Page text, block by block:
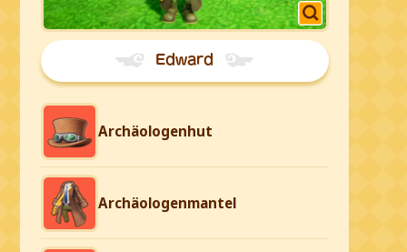
Edward
Archäologenhut
Archäologenmantel